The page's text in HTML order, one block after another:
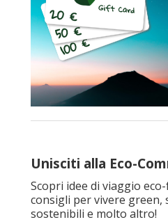
Unisciti alla Eco-
Scopri idee di viaggio
consigli per vivere
sostenibili e molto altro!